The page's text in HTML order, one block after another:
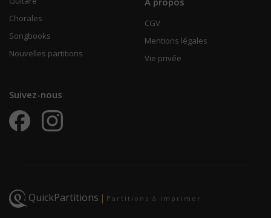
Chorales
Songbooks
Nouvelles partitions
CGV
Mentions légales
Vie privée
Suivez-nous
QuickPartitions | Partitions à imprimer